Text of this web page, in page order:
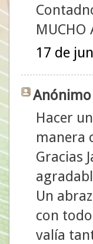
MUCHO
17 de
Hacer
manera
Gracias
Un
con
valía